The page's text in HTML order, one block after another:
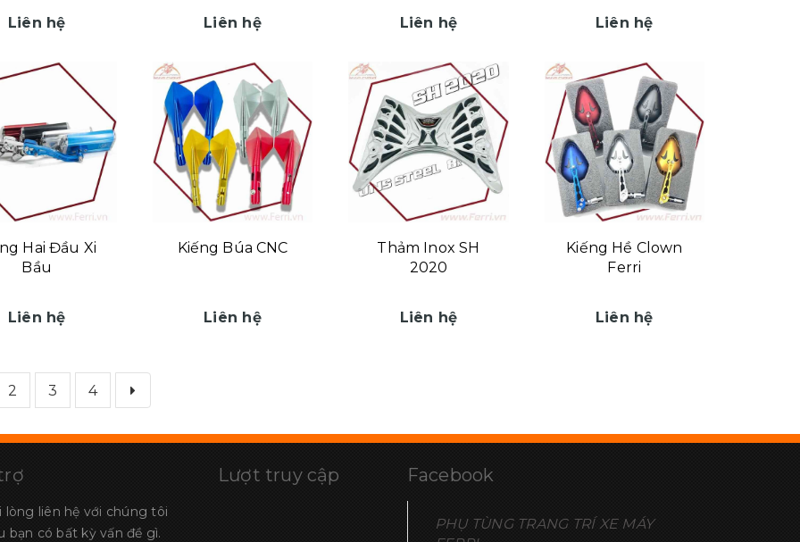
Liên hệ
Liên hệ
Liên hệ Liên hệ
Hai Đầu Xi
Bầu
Liên hệ
Kiếng Búa CNC
Liên hệ
Thảm Inox SH
2020
Liên hệ
Kiếng Hề Clown
Ferri
Liên hệ
2 3 4
lòng liên hệ với chúng tôi
bạn có bất kỳ vấn đề gì.
Lượt truy cập Facebook
PHỤ TÙNG TRANG TRÍ XE MÁY